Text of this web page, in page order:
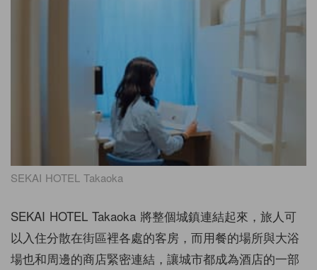
SEKAI HOTEL Takaoka
SEKAI HOTEL Takaoka 將整個城鎮連結起來，旅人可
以入住分散在街區裡各處的客房，而用餐的場所與大浴
場也和周邊的商店緊密連結，讓城市都成為酒店的一部